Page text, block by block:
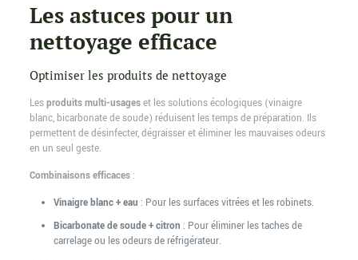
Les astuces pour un
nettoyage efficace
Optimiser les produits de nettoyage
Lesproduits multi-usageset les solutions écologiques (vinaigre
blanc, bicarbonate de soude) réduisent les temps de préparation. Ils
permettent de désinfecter, dégraisser et éliminer les mauvaises odeurs
en un seul geste.
Combinaisons efficaces:
Vinaigre blanc + eau : Pour les surfaces vitrées et les robinets.
Bicarbonate de soude + citron : Pour éliminer les taches de
carrelage ou les odeurs de réfrigérateur.